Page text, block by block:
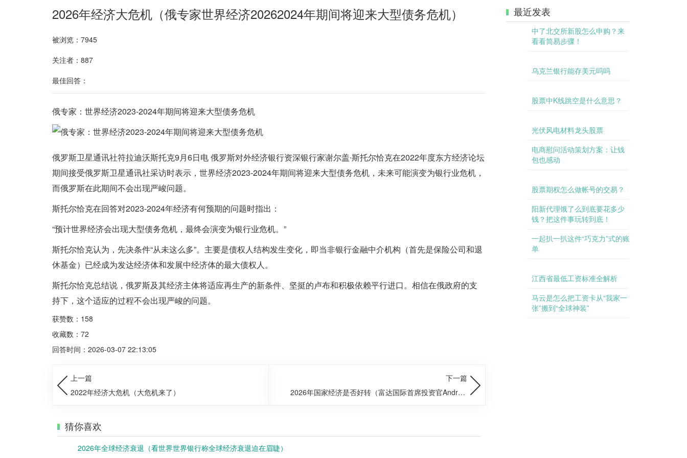
2026年经济大危机（俄专家世界经济20262024年期间将迎来大型债务危机）
被浏览：7945
关注者：887
最佳回答：
俄专家：世界经济2023-2024年期间将迎来大型债务危机
俄罗斯卫星通讯社符拉迪沃斯托克9月6日电 俄罗斯对外经济银行资深银行家谢尔盖∙斯托尔恰克在2022年度东方经济论坛
期间接受俄罗斯卫星通讯社采访时表示，世界经济2023-2024年期间将迎来大型债务危机，未来可能演变为银行业危机，
而俄罗斯在此期间不会出现严峻问题。
斯托尔恰克在回答对2023-2024年经济有何预期的问题时指出：
“预计世界经济会出现大型债务危机，最终会演变为银行业危机。”
斯托尔恰克认为，先决条件“从未这么多”。主要是债权人结构发生变化，即当非银行金融中介机构（首先是保险公司和退
休基金）已经成为发达经济体和发展中经济体的最大债权人。
斯托尔恰克总结说，俄罗斯及其经济主体将适应再生产的新条件、坚挺的卢布和积极依赖平行进口。相信在俄政府的支
持下，这个适应的过程不会出现严峻的问题。
获赞数：158
收藏数：72
回答时间：2026-03-07 22:13:05
上一篇
2022年经济大危机（大危机来了）
下一篇
2026年国家经济是否好转（富达国际首席投资官Andrew
猜你喜欢
2026年全球经济衰退（看世界世界银行称全球经济衰退迫在眉睫）
最近发表
中了北交所新股怎么申购？来
看看简易步骤！
乌克兰银行能存美元吗吗
股票中K线跳空是什么意思？
光伏风电材料龙头股票
电商慰问活动策划方案：让钱
包也感动
股票期权怎么做帐号的交易？
阳新代理饿了么到底要花多少
钱？把这件事玩转到底！
信托利益到底是多高？让我们
一起扒一扒这件“巧克力”式的账
单
江西省最低工资标准全解析
马云是怎么把工资卡从“我家一
张”搬到“全球神装”